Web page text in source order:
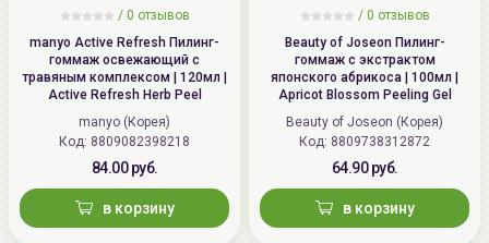
/ 0 отзывов
manyo Active Refresh Пилинг-
гоммаж освежающий с
травяным комплексом | 120мл |
Active Refresh Herb Peel
manyo (Корея)
Код: 8809082398218
84.00 руб.
в корзину
/ 0 отзывов
Beauty of Joseon Пилинг-
гоммаж с экстрактом
японского абрикоса | 100мл |
Apricot Blossom Peeling Gel
Beauty of Joseon (Корея)
Код: 8809738312872
64.90 руб.
в корзину